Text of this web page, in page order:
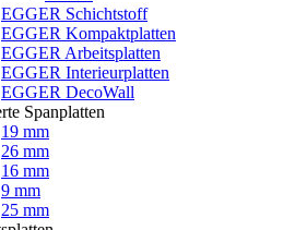
EGGER Schichtstoff
EGGER Kompaktplatten
EGGER Arbeitsplatten
EGGER Interieurplatten
EGGER DecoWall
Spanplatten
19 mm
26 mm
16 mm
9 mm
25 mm